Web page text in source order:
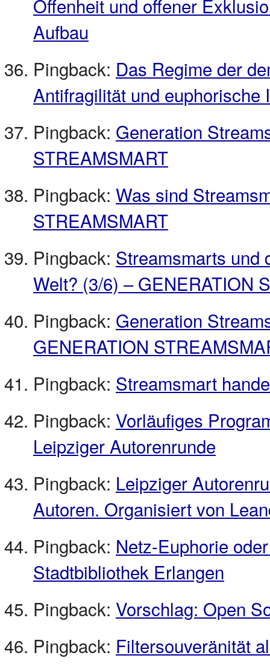
Offenheit und offener
Aufbau
Pingback: Das Regime der
Antifragilität und
Pingback: Generation
STREAMSMART
Pingback: Was sind
STREAMSMART
Pingback: Streamsmarts und
Welt? (3/6) – GENERATION
Pingback: Generation
GENERATION
Pingback: Streamsmart
Pingback: Vorläufiges
Leipziger Autorenrunde
Pingback: Leipziger
Autoren. Organisiert von
Pingback: Netz-Euphorie
Stadtbibliothek Erlangen
Pingback: Vorschlag: Open
Pingback: Filtersouveränität